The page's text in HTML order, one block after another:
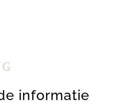
informatie